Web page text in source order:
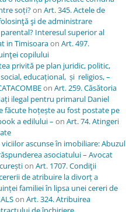
soți?on Art. 345. Actele de
şi de administrare
Interesul superior al
in Timisoaraon Art. 497.
copilului
privită pe plan juridic, politic,
educațional, și religios, –
on Art. 259. Căsătoria
ilegal pentru primarul Daniel
făcute hoțește au fost postate pe
a edilului – on Art. 74. Atingeri
ascunse în imobiliare: Abuzul
asociatului – Avocat
on Art. 1707. Condiţii
de atribuire la divorț a
familiei în lipsa unei cereri de
on Art. 324. Atribuirea